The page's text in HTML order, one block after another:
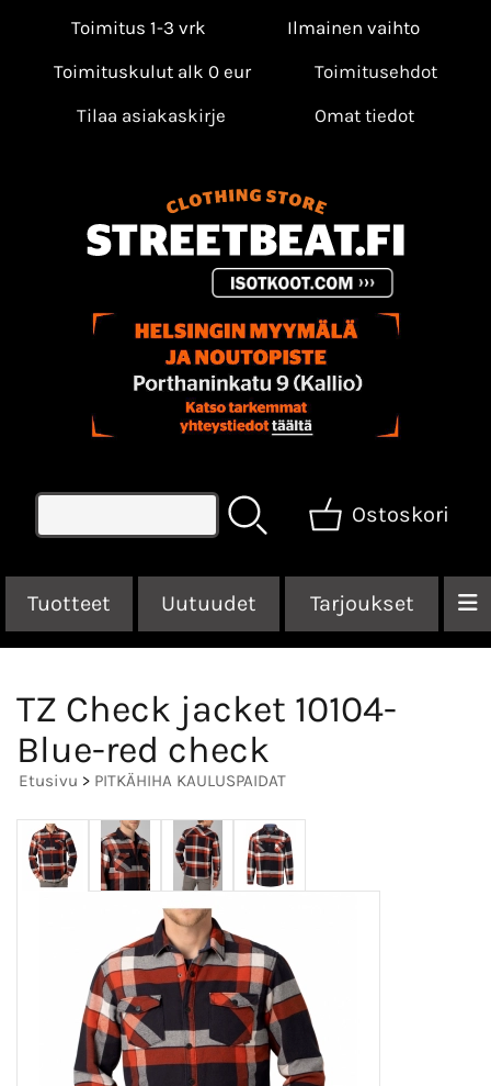
Toimitus 1-3 vrk
Ilmainen vaihto
Toimituskulut alk 0 eur
Toimitusehdot
Tilaa asiakaskirje
Omat tiedot
Ostoskori
Tuotteet Uutuudet Tarjoukset
TZ Check jacket 10104-
Blue-red check
Etusivu > PITKÄHIHA KAULUSPAIDAT